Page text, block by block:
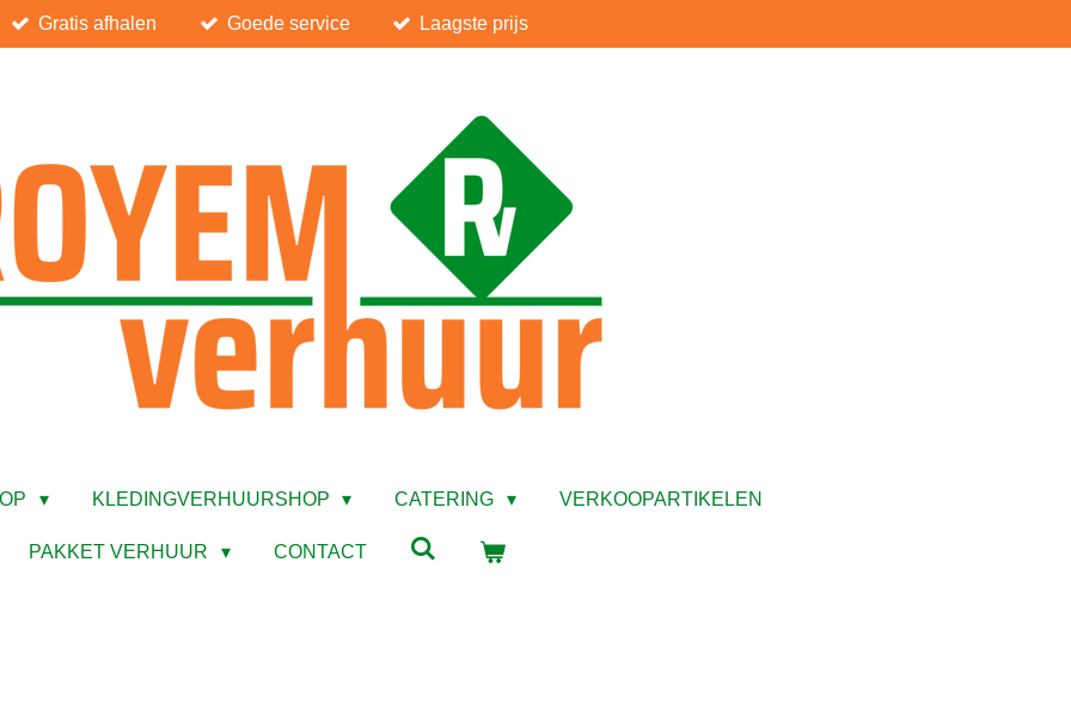
Gratis afhalen Goede service Laagste prijs
KLEDINGVERHUURSHOP CATERING VERKOOPARTIKELEN
PAKKET VERHUUR CONTACT